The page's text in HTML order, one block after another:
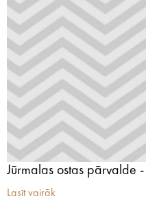
Jūrmalas ostas pārvalde
Lasīt vairāk